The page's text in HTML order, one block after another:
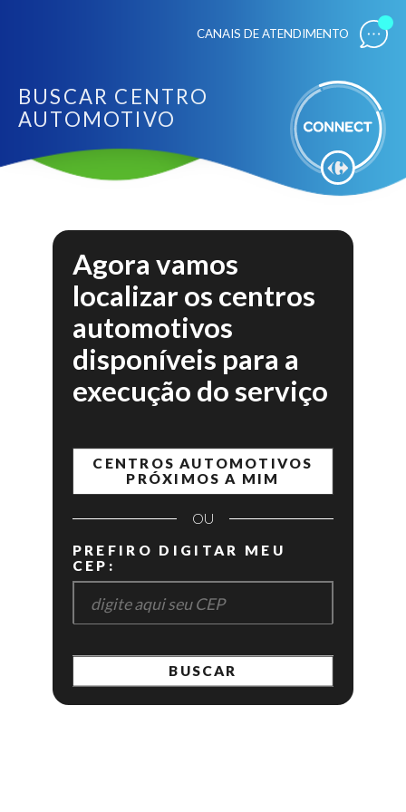
CANAIS DE ATENDIMENTO
BUSCAR CENTRO
AUTOMOTIVO
Agora vamos
localizar os centros
automotivos
disponíveis para a
execução do serviço
CENTROS AUTOMOTIVOS
PRÓXIMOS A MIM
OU
PREFIRO DIGITAR MEU
CEP:
BUSCAR